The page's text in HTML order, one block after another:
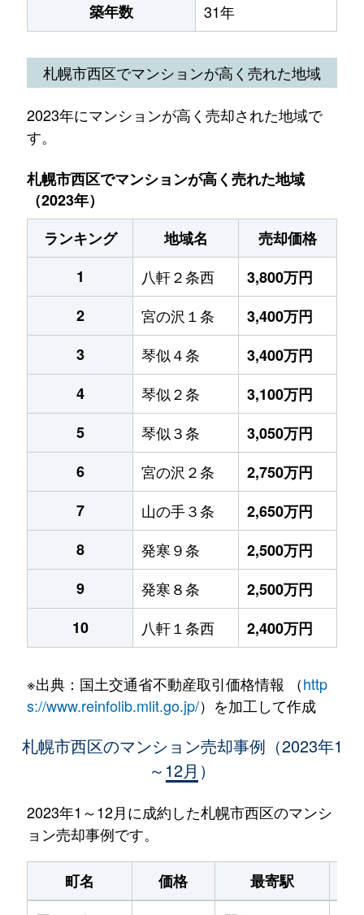
築年数 31年
札幌市西区でマンションが高く売れた地域
2023年にマンションが高く売却された地域で
す。
札幌市西区でマンションが高く売れた地域
（2023年）
ランキング
地域名
売却価格
1
八軒２条西
3,800万円
2
宮の沢１条
3,400万円
3
琴似４条
3,400万円
4
琴似２条
3,100万円
5
琴似３条
3,050万円
6
宮の沢２条
2,750万円
7
山の手３条
2,650万円
8
発寒９条
2,500万円
9
発寒８条
2,500万円
10
八軒１条西 2,400万円
※出典：国土交通省不動産取引価格情報 （http
s://www.reinfolib.mlit.go.jp/）を加工して作成
札幌市西区のマンション売却事例（2023年1
～12月）
2023年1～12月に成約した札幌市西区のマンシ
ョン売却事例です。
町名 価格 最寄駅